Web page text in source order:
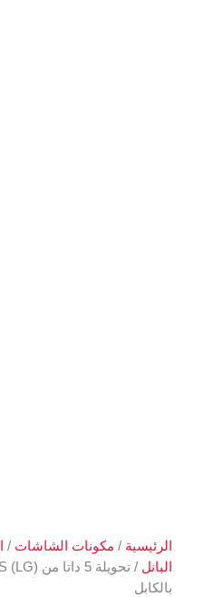
الرئيسية / مكونات الشاشات /
البانل
بالكابل